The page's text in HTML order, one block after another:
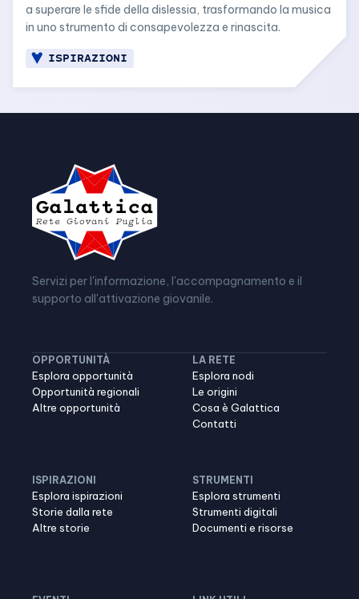
a superare le sfide della dislessia, trasformando la musica
in uno strumento di consapevolezza e rinascita.
ISPIRAZIONI
Servizi per l'informazione, l'accompagnamento e il
supporto all'attivazione giovanile.
OPPORTUNITÀ
Esplora opportunità
Opportunità regionali
Altre opportunità
LA RETE
Esplora nodi
Le origini
Cosa è Galattica
Contatti
ISPIRAZIONI
Esplora ispirazioni
Storie dalla rete
Altre storie
STRUMENTI
Esplora strumenti
Strumenti digitali
Documenti e risorse